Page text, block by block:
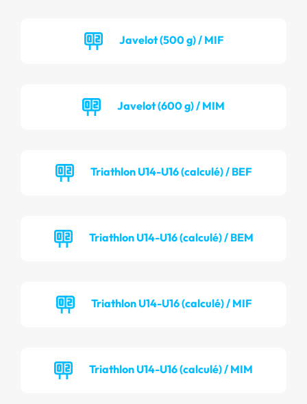
Javelot (500 g) / MIF
Javelot (600 g) / MIM
Triathlon U14-U16 (calculé) / BEF
Triathlon U14-U16 (calculé) / BEM
Triathlon U14-U16 (calculé) / MIF
Triathlon U14-U16 (calculé) / MIM